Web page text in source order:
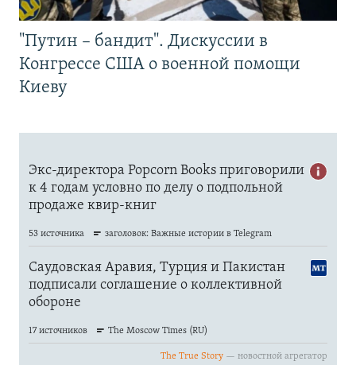
"Путин – бандит". Дискуссии в
Конгрессе США о военной помощи
Киеву